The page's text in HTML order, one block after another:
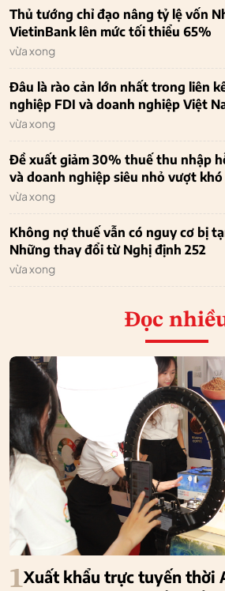
Thủ tướng chỉ đạo nâng tỷ lệ vốn
VietinBank lên mức tối thiểu 65%
vừa xong
Đâu là rào cản lớn nhất trong liên
nghiệp FDI và doanh nghiệp Việt
vừa xong
Đề xuất giảm 30% thuế thu nhập
và doanh nghiệp siêu nhỏ vượt khó
vừa xong
Không nợ thuế vẫn có nguy cơ bị
Những thay đổi từ Nghị định 252
vừa xong
Đọc
1Xuất khẩu trực tuyến thời